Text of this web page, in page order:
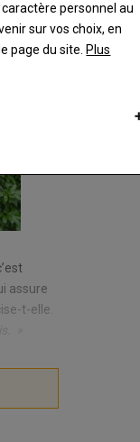
assure
t-elle.
personnel au
sur vos choix, en
page du site. Plus